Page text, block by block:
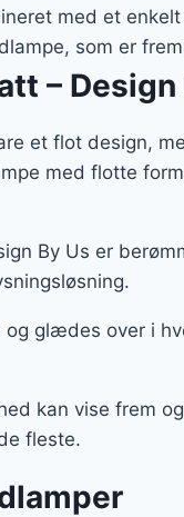
kr..
med et
som er
– Design
et flot design,
med flotte
By Us er
glædes over i
kan vise frem
fleste.